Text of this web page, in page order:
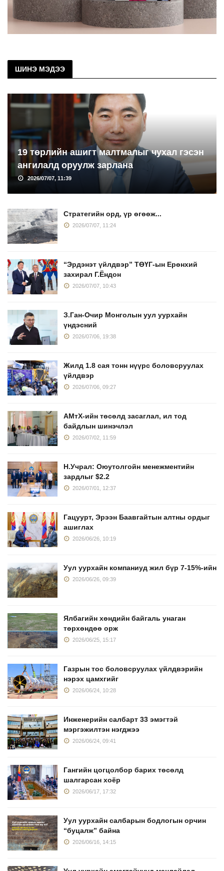
ШИНЭ МЭДЭЭ
19 төрлийн ашигт малтмалыг чухал гэсэн
ангилалд оруулж зарлана
2026/07/07, 11:39
Стратегийн орд, үр өгөөж...
2026/07/07, 11:24
“Эрдэнэт үйлдвэр” ТӨҮГ-ын Ерөнхий
захирал Г.Ёндон
2026/07/07, 10:43
З.Ган-Очир Монголын уул уурхайн
үндэсний
2026/07/06, 19:38
Жилд 1.8 сая тонн нүүрс боловсруулах
үйлдвэр
2026/07/06, 09:27
АМтХ-ийн төсөлд засаглал, ил тод
байдлын шинэчлэл
2026/07/02, 11:59
Н.Учрал: Оюутолгойн менежментийн
зардлыг $2.2
2026/07/01, 12:37
Гацуурт, Эрээн Баавгайтын алтны ордыг
ашиглах
2026/06/26, 10:19
Уул уурхайн компаниуд жил бүр 7-15%-ийн
2026/06/26, 09:39
Ялбагийн хөндийн байгаль унаган
төрхөндөө орж
2026/06/25, 15:17
Газрын тос боловсруулах үйлдвэрийн
нэрэх цамхгийг
2026/06/24, 10:28
Инженерийн салбарт 33 эмэгтэй
мэргэжилтэн нэгджээ
2026/06/24, 09:41
Гангийн цогцолбор барих төсөлд
шалгарсан хоёр
2026/06/17, 17:32
Уул уурхайн салбарын бодлогын орчин
“буцалж” байна
2026/06/16, 14:15